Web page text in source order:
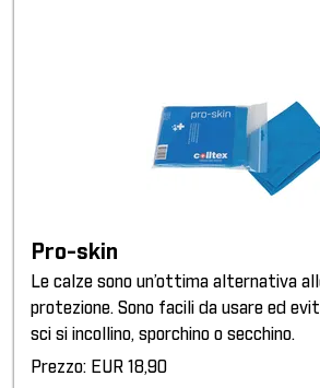
Pro-skin
Le calze sono un’ottima alternativa
protezione. Sono facili da usare ed
sci si incollino, sporchino o secchino.
Prezzo: EUR 18,90